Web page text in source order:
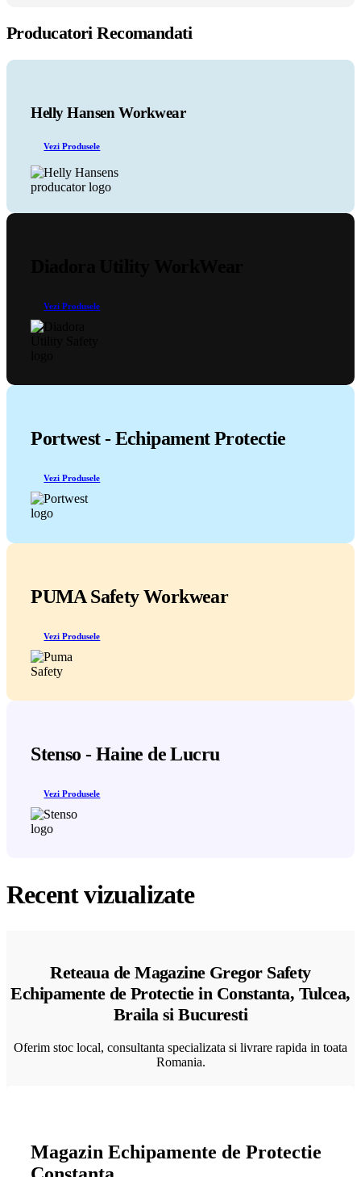
are
multe
pagina
produsului.
Producatori Recomandati
Helly Hansen Workwear
Vezi Produsele
Vezi Produsele
Portwest - Echipament Protectie
Vezi Produsele
PUMA Safety Workwear
Vezi Produsele
Stenso - Haine de Lucru
Vezi Produsele
Recent vizualizate
Reteaua de Magazine Gregor Safety
Echipamente de Protectie in Constanta, Tulcea,
Braila si Bucuresti
Oferim stoc local, consultanta specializata si livrare rapida in toata
Romania.
Magazin Echipamente de Protectie